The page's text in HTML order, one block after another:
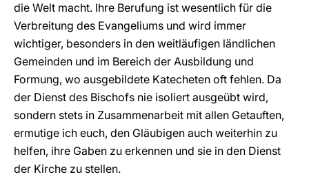
die Welt macht. Ihre Berufung ist wesentlich für die
Verbreitung des Evangeliums und wird immer
wichtiger, besonders in den weitläufigen ländlichen
Gemeinden und im Bereich der Ausbildung und
Formung, wo ausgebildete Katecheten oft fehlen. Da
der Dienst des Bischofs nie isoliert ausgeübt wird,
sondern stets in Zusammenarbeit mit allen Getauften,
ermutige ich euch, den Gläubigen auch weiterhin zu
helfen, ihre Gaben zu erkennen und sie in den Dienst
der Kirche zu stellen.